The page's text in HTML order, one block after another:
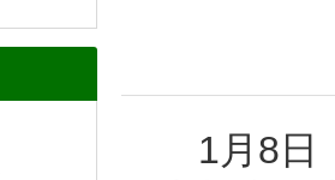
1月8日，